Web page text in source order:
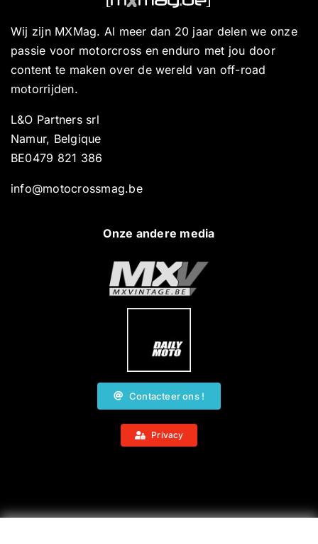
Wij zijn MXMag. Al meer dan 20 jaar delen we onze
passie voor motorcross en enduro met jou door
content te maken over de wereld van off-road
motorrijden.
L&O Partners srl
Namur, Belgique
BE0479 821 386
info@motocrossmag.be
Onze andere media
Contacteer ons !
Privacy